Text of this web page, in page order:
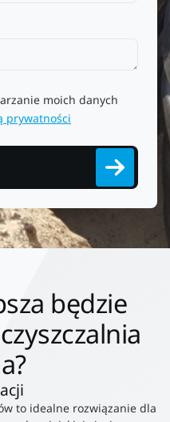
moich danych
prywatności
będzie
to idealne rozwiązanie dla